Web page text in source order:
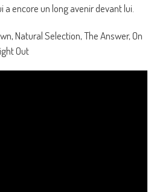
a encore un long avenir devant lui.
Natural Selection, The Answer, On
Out